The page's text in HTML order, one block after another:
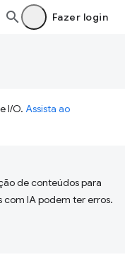
Fazer login
I/O. Assista ao
de conteúdos para
IA podem ter erros.